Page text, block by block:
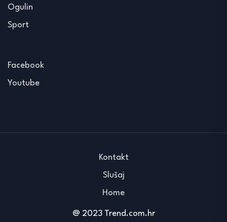
Ogulin
Sport
Facebook
Youtube
@ 2023 Trend.com.hr
Kontakt
Slušaj
Home